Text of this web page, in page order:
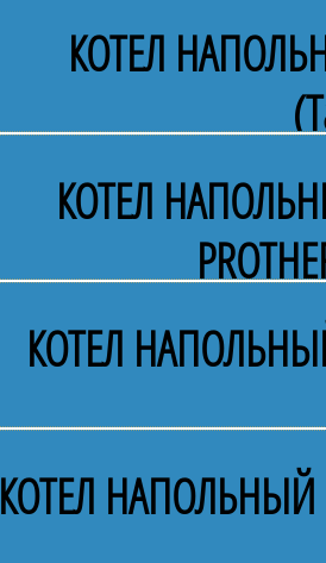
КОТЕЛ
КОТЕЛ
КОТЕЛ
КОТЕЛ НАПОЛЬНЫЙ